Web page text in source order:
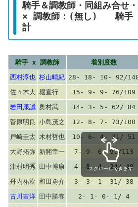
騎手＆調教師・同組み合せ
× 調教師：(無し) 騎手
計
騎手 x 調教師 着別度数
西村淳也 杉山晴紀 28- 18- 10- 92/
佐々木大 堀宣行 15- 9- 9- 76/109
岩田康誠 奥村武 14- 3- 5- 62/ 84
菅原明良 小島茂之 12- 8- 7- 73/100
戸崎圭太 木村哲也 10- 6- 4- 31/ 51
大野拓弥 新開幸一 7- 9- 6- 91/113
津村明秀
田中博康 4- 8- 4- 24/ 40
丹内祐次 和田勇介 3- 3- 1- 31/ 38
古川吉洋 田中勝春 2- 1- 0- 1/ 4
スクロールできます